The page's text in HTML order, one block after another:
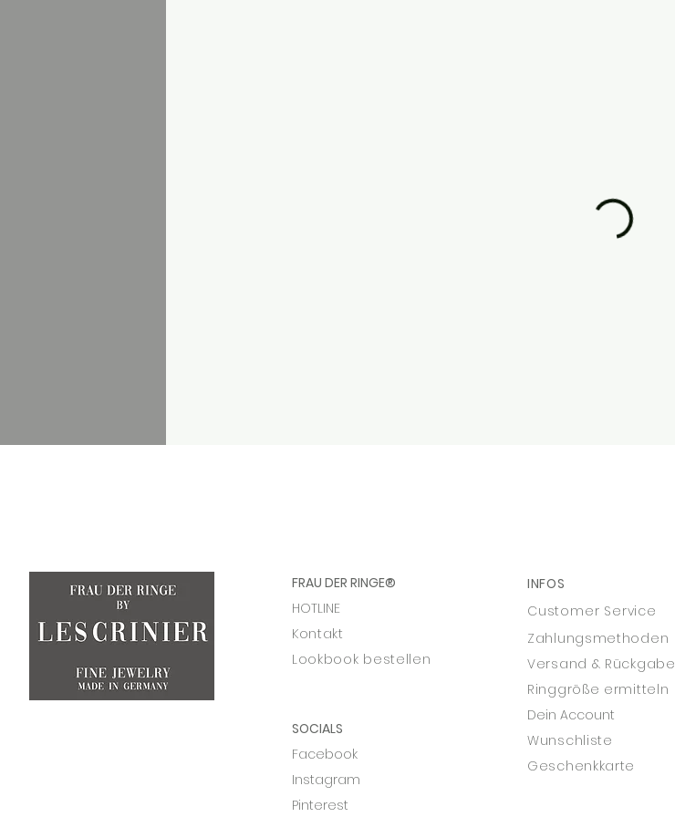
FRAU DER RINGE®
HOTLINE
Kontakt
Lookbook bestellen
SOCIALS
Facebook
Instagram
Pinterest
INFOS
Customer Service
Zahlungsmethoden
Versand & Rückgabe
Ringgröße ermitteln
Dein Account
Wunschliste
Geschenkkarte